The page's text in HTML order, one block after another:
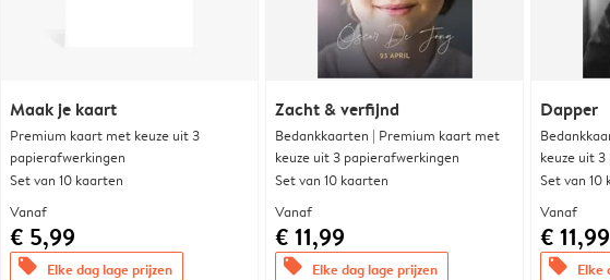
Maak je kaart
Premium kaart met keuze uit 3
papierafwerkingen
Set van 10 kaarten
Vanaf
€ 5,99
offers Elke dag lage prijzen
Zacht & verfijnd
Bedankkaarten | Premium kaart met
keuze uit 3 papierafwerkingen
Set van 10 kaarten
Vanaf
€ 11,99
offers Elke dag lage prijzen
Dapper
keuze uit
Set van 10
Vanaf
€ 11,99
offers Elke